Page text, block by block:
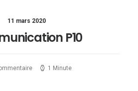
11 mars 2020
P10
1 Minute